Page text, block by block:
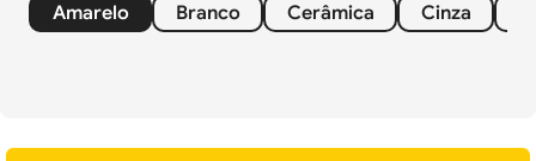
Amarelo
Branco Cerâmica Cinza